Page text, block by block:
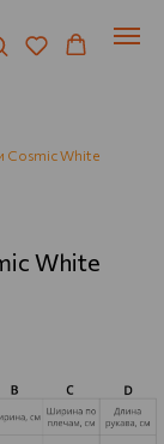
Cosmic White
White